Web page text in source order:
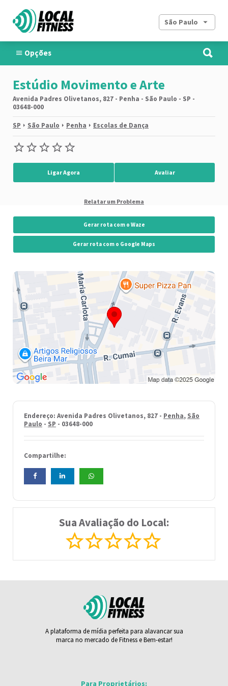
São Paulo
Opções
Estúdio Movimento e Arte
Avenida Padres Olivetanos, 827 - Penha - São Paulo - SP -
03648-000
SP São Paulo Penha Escolas de Dança
Ligar Agora Avaliar
Relatar um Problema
Endereço: Avenida Padres Olivetanos, 827 - Penha, São
Paulo - SP - 03648-000
Compartilhe:
Sua Avaliação do Local:
Gerar rota com o Waze
Gerar rota com o Google Maps
A plataforma de mídia perfeita para alavancar sua
marca no mercado de Fitness e Bem-estar!
Para Proprietários: